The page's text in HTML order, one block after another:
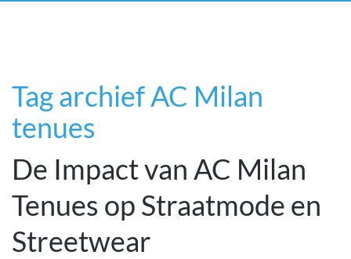
Tag archief AC Milan
tenues
De Impact van AC Milan
Tenues op Straatmode en
Streetwear